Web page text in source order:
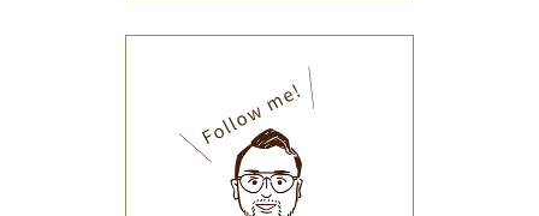
(32)
2025年9月(30)
2025年8月(31)
2025年7月(37)